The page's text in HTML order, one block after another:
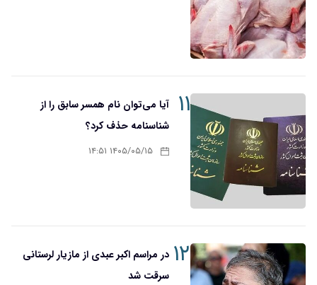
۱۱
آیا می‌توان نام همسر سابق را از
شناسنامه حذف کرد؟
۱۴۰۵/۰۵/۱۵ ۱۴:۵۱
۱۲ در مراسم اکبر عبدی از مازیار لرستانی
سرقت شد